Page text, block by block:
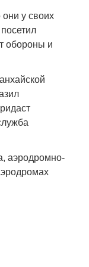
у своих
обороны и
аэродромно-